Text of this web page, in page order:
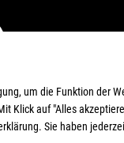
um die Funktion der
Klick auf "Alles
Sie haben